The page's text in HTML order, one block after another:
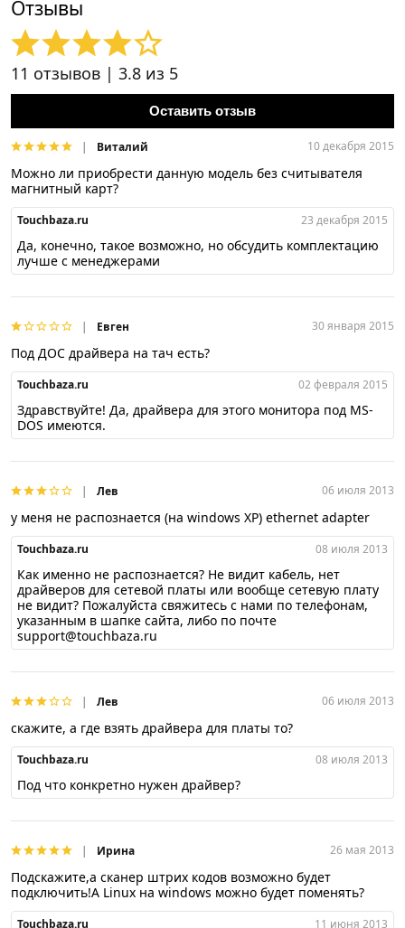
Отзывы
11 отзывов | 3.8 из 5
Оставить отзыв
Виталий 10 декабря 2015
Можно ли приобрести данную модель без считывателя
магнитный карт?
Touchbaza.ru 23 декабря 2015
Да, конечно, такое возможно, но обсудить комплектацию
лучше с менеджерами
Евген 30 января 2015
Под ДОС драйвера на тач есть?
Touchbaza.ru 02 февраля 2015
Здравствуйте! Да, драйвера для этого монитора под MS-
DOS имеются.
Лев 06 июля 2013
у меня не распознается (на windows XP) ethernet adapter
Touchbaza.ru 08 июля 2013
Как именно не распознается? Не видит кабель, нет
драйверов для сетевой платы или вообще сетевую плату
не видит? Пожалуйста свяжитесь с нами по телефонам,
указанным в шапке сайта, либо по почте
support@touchbaza.ru
Лев 06 июля 2013
скажите, а где взять драйвера для платы то?
Touchbaza.ru 08 июля 2013
Под что конкретно нужен драйвер?
Ирина 26 мая 2013
Подскажите,а сканер штрих кодов возможно будет
подключить!А Linux на windows можно будет поменять?
Touchbaza.ru 11 июня 2013